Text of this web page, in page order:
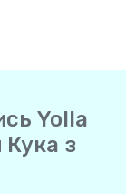
Yolla
Кука з